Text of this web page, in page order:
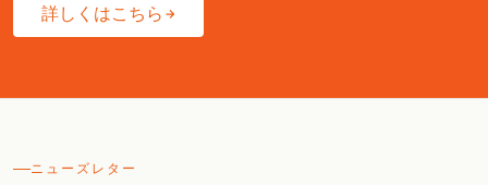
詳しくはこちら
ニューズレター